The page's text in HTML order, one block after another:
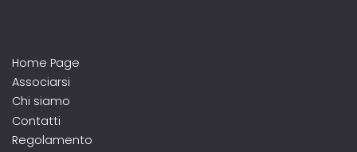
Home Page
Associarsi
Chi siamo
Contatti
Regolamento